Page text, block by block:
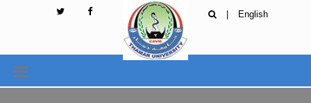
English
|